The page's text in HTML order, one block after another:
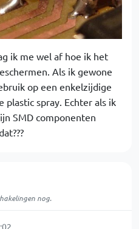
ik me wel af hoe ik het
Als ik gewone
op een enkelzijdige
spray. Echter als ik
SMD componenten
nog.